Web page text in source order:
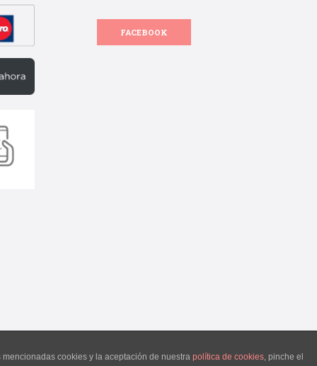
FACEBOOK
Encantoalicante.com. Todos los derechos reservados.
cookies y la aceptación de nuestra política de cookies, pinche el